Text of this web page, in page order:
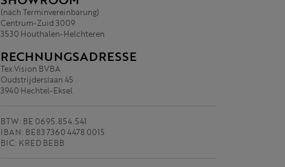
(nach Terminvereinbarung)
Centrum-Zuid 3009
3530 Houthalen-Helchteren
RECHNUNGSADRESSE
Tex.Vision BVBA
Oudstrijderslaan 45
3940 Hechtel-Eksel
BTW: BE 0695.854.541
IBAN: BE83 7360 4478 0015
BIC: KRED BEBB